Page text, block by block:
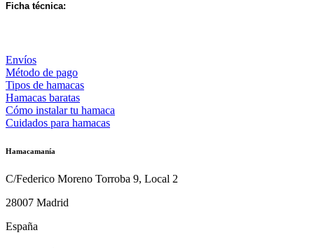
Ficha técnica:
Envíos
Método de pago
Tipos de hamacas
Hamacas baratas
Cómo instalar tu hamaca
Cuidados para hamacas
Hamacamanía
C/Federico Moreno Torroba 9, Local 2
28007 Madrid
España